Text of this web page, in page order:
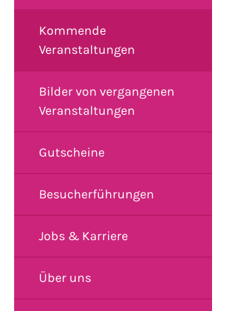
Kommende
Veranstaltungen
Bilder von vergangenen
Veranstaltungen
Gutscheine
Besucherführungen
Jobs & Karriere
Über uns